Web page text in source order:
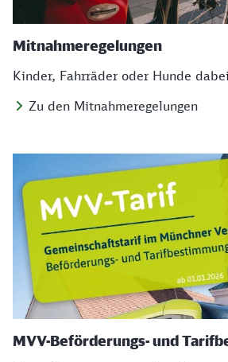
Mitnahmeregelungen
Kinder, Fahrräder oder Hunde
Zu den Mitnahmeregelungen
MVV-Beförderungs- und